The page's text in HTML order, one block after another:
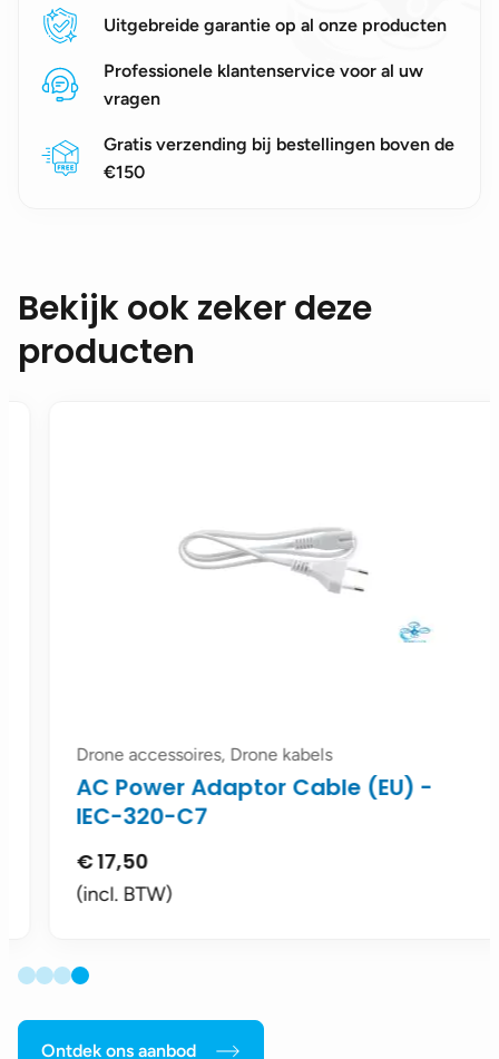
Uitgebreide garantie op al onze producten
Professionele klantenservice voor al uw
vragen
Gratis verzending bij bestellingen boven de
€150
Bekijk ook zeker deze
producten
Drone accessoires, Drone kabels
AC Power Adaptor Cable (EU) -
IEC-320-C7
17,50
(incl. BTW)
Ontdek ons aanbod